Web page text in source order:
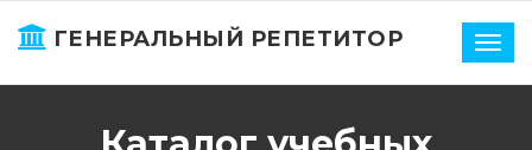
ГЕНЕРАЛЬНЫЙ РЕПЕТИТОР